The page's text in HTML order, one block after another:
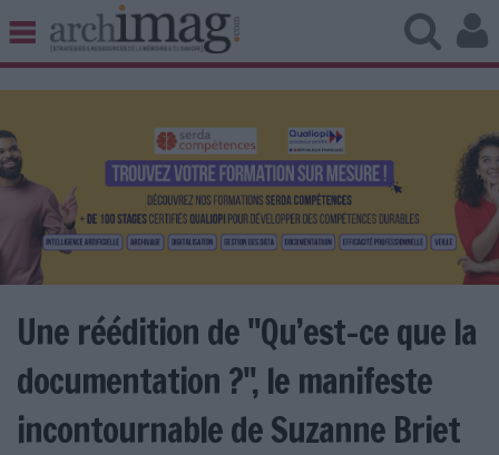
BIBLIOTHÈQUE ÉDITION
UNIVERS DATA
TRAVAIL COLLABORATIF
VIE NUMÉRIQUE
NUMÉRIQUE RESPONSABLE
LES NEWSLETTERS
Une réédition de "Qu’est-ce que la
documentation ?", le manifeste
incontournable de Suzanne Briet